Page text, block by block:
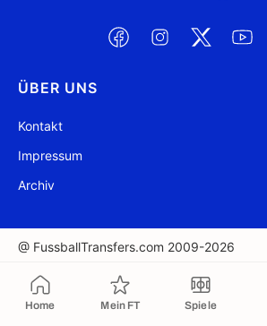
Home Mein FT Spiele
ÜBER UNS
Kontakt
Impressum
Archiv
@ FussballTransfers.com 2009-2026
In die Zwischenablage kopiert